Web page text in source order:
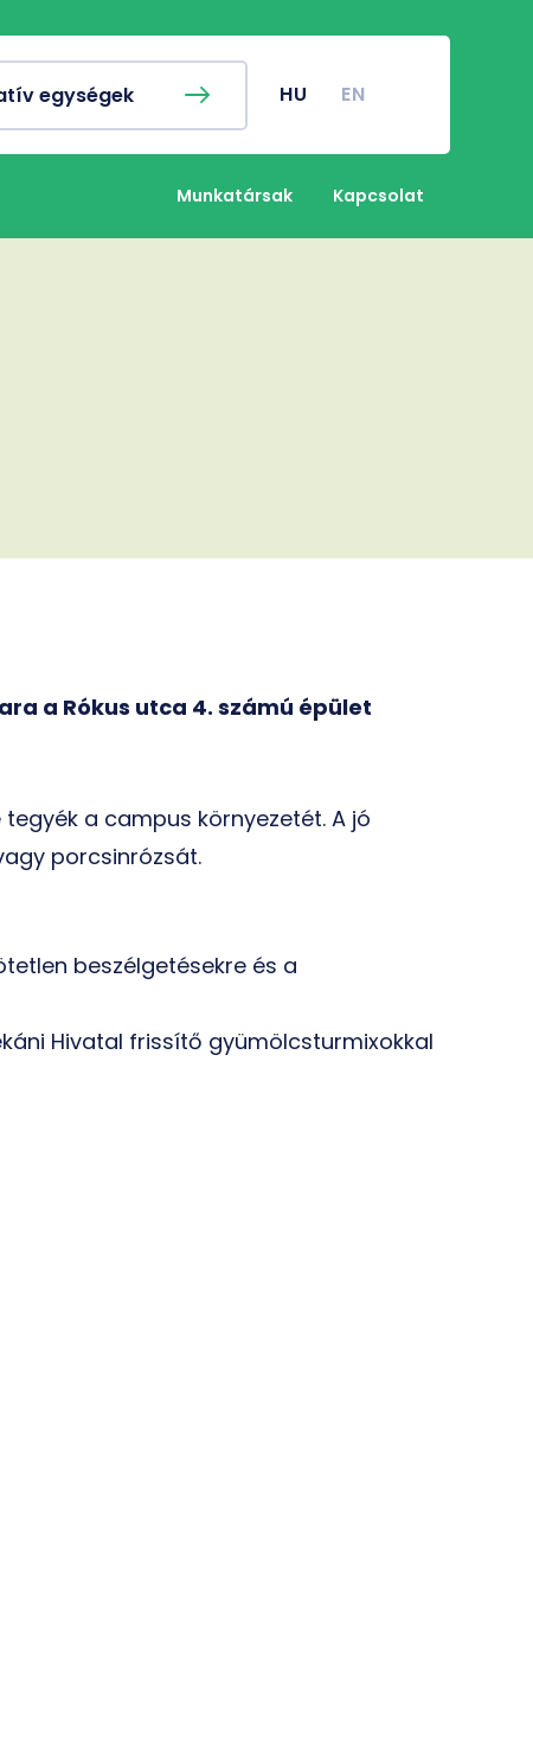
egységek HU EN
Munkatársak Kapcsolat
naptár
Koronavírus
a Rókus utca 4. számú épület
a campus környezetét. A jó
porcsinrózsát.
beszélgetésekre és a
Hivatal frissítő gyümölcsturmixokkal